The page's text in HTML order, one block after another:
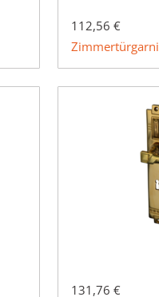
112,56 €
131,76 €